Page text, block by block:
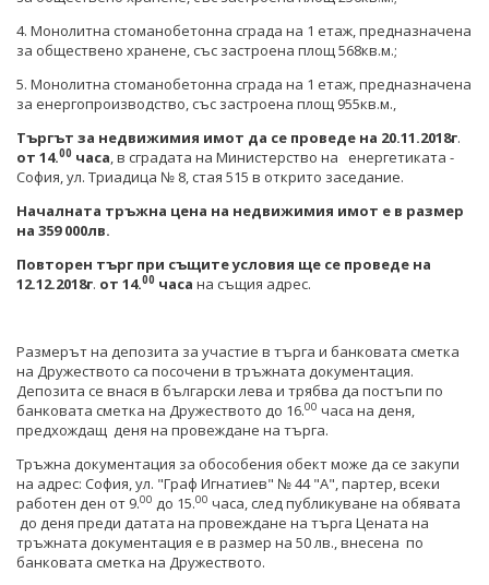
ДРУГИ
ТЪРГОВЕ
4. Монолитна стоманобетонна сграда на 1 етаж, предназначена
за обществено хранене, със застроена площ 568кв.м.;
5. Монолитна стоманобетонна сграда на 1 етаж, предназначена
за енергопроизводство, със застроена площ 955кв.м.,
Търгът за недвижимия имот да се проведе на 20.11.2018г.
от 14.00 часа, в сградата на Министерство на енергетиката -
София, ул. Триадица № 8, стая 515 в открито заседание.
Началната тръжна цена на недвижимия имот е в размер
на 359 000лв.
Повторен търг при същите условия ще се проведе на
12.12.2018г. от 14.00 часа на същия адрес.
Размерът на депозита за участие в търга и банковата сметка
на Дружеството са посочени в тръжната документация.
Депозита се внася в български лева и трябва да постъпи по
банковата сметка на Дружеството до 16.00 часа на деня,
предхождащ деня на провеждане на търга.
Тръжна документация за обособения обект може да се закупи
на адрес: София, ул. "Граф Игнатиев" № 44 "А", партер, всеки
работен ден от 9.00 до 15.00 часа, след публикуване на обявата
до деня преди датата на провеждане на търга Цената на
тръжната документация е в размер на 50 лв., внесена по
банковата сметка на Дружеството.